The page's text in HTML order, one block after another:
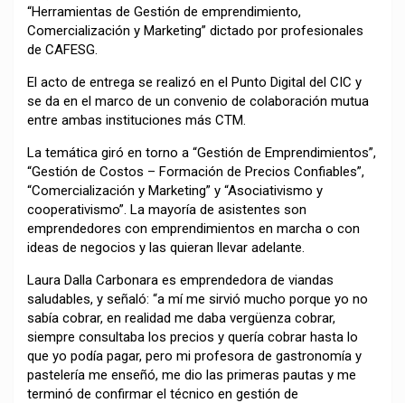
“Herramientas de Gestión de emprendimiento,
Comercialización y Marketing” dictado por profesionales
de CAFESG.
El acto de entrega se realizó en el Punto Digital del CIC y
se da en el marco de un convenio de colaboración mutua
entre ambas instituciones más CTM.
La temática giró en torno a “Gestión de Emprendimientos”,
“Gestión de Costos – Formación de Precios Confiables”,
“Comercialización y Marketing” y “Asociativismo y
cooperativismo”. La mayoría de asistentes son
emprendedores con emprendimientos en marcha o con
ideas de negocios y las quieran llevar adelante.
Laura Dalla Carbonara es emprendedora de viandas
saludables, y señaló: “a mí me sirvió mucho porque yo no
sabía cobrar, en realidad me daba vergüenza cobrar,
siempre consultaba los precios y quería cobrar hasta lo
que yo podía pagar, pero mi profesora de gastronomía y
pastelería me enseñó, me dio las primeras pautas y me
terminó de confirmar el técnico en gestión de